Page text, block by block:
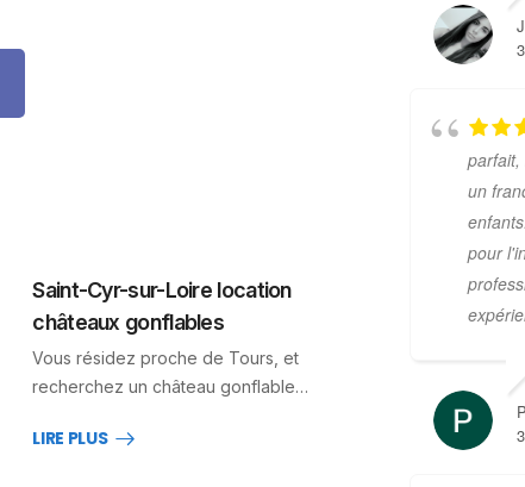
Saint-Cyr-sur-Loire location
châteaux gonflables
Vous résidez proche de Tours, et
recherchez un château gonflable…
LIRE PLUS
parfait,
un
pour